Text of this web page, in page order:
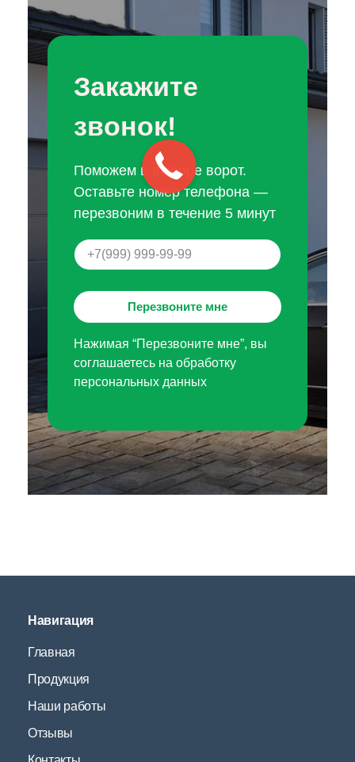
Закажите
звонок!
Поможем в выборе ворот.
Оставьте номер телефона —
перезвоним в течение 5 минут
Перезвоните мне
Нажимая “Перезвоните мне”, вы
соглашаетесь на обработку
персональных данных
Навигация
Главная
Продукция
Наши работы
Отзывы